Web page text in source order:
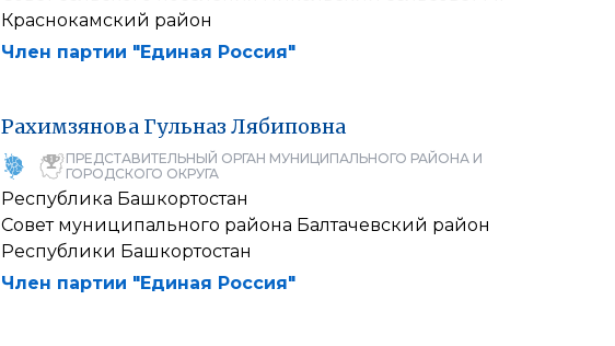
Краснокамский район
Член партии "Единая Россия"
Рахимзянова Гульназ Лябиповна
ПРЕДСТАВИТЕЛЬНЫЙ ОРГАН МУНИЦИПАЛЬНОГО РАЙОНА И
ГОРОДСКОГО ОКРУГА
Республика Башкортостан
Совет муниципального района Балтачевский район
Республики Башкортостан
Член партии "Единая Россия"